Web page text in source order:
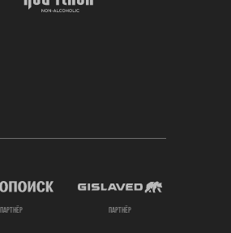
партнёр партнёр